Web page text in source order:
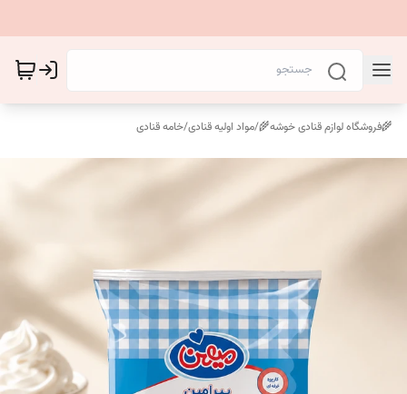
🌾فروشگاه لوازم قنادی خوشه🌾/مواد اولیه قنادی/خامه قنادی